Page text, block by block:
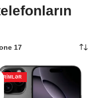
17